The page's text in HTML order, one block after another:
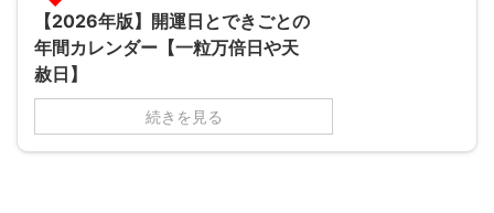
【2026年版】開運日とできごとの
年間カレンダー【一粒万倍日や天
赦日】
続きを見る